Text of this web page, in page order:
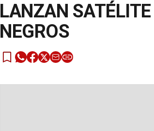
LANZAN
NEGROS